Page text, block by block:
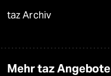
taz Archiv
Mehr taz Angebote